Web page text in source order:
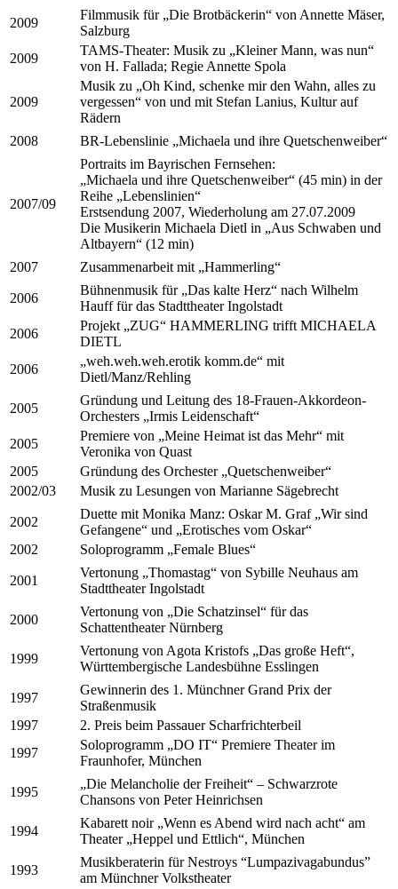
2009
Filmmusik für „Die Brotbäckerin“ von Annette Mäser,
Salzburg
2009
TAMS-Theater: Musik zu „Kleiner Mann, was nun“
von H. Fallada; Regie Annette Spola
2009
Musik zu „Oh Kind, schenke mir den Wahn, alles zu
vergessen“ von und mit Stefan Lanius, Kultur auf
Rädern
2008
BR-Lebenslinie „Michaela und ihre Quetschenweiber“
2007/09
Portraits im Bayrischen Fernsehen:
„Michaela und ihre Quetschenweiber“ (45 min) in der
Reihe „Lebenslinien“
Erstsendung 2007, Wiederholung am 27.07.2009
Die Musikerin Michaela Dietl in „Aus Schwaben und
Altbayern“ (12 min)
2007
Zusammenarbeit mit „Hammerling“
2006
Bühnenmusik für „Das kalte Herz“ nach Wilhelm
Hauff für das Stadttheater Ingolstadt
2006
Projekt „ZUG“ HAMMERLING trifft MICHAELA
DIETL
2006
„weh.weh.weh.erotik komm.de“ mit
Dietl/Manz/Rehling
2005
Gründung und Leitung des 18-Frauen-Akkordeon-
Orchesters „Irmis Leidenschaft“
2005
Premiere von „Meine Heimat ist das Mehr“ mit
Veronika von Quast
2005
Gründung des Orchester „Quetschenweiber“
2002/03
Musik zu Lesungen von Marianne Sägebrecht
2002
Duette mit Monika Manz: Oskar M. Graf „Wir sind
Gefangene“ und „Erotisches vom Oskar“
2002
Soloprogramm „Female Blues“
2001
Vertonung „Thomastag“ von Sybille Neuhaus am
Stadttheater Ingolstadt
2000
Vertonung von „Die Schatzinsel“ für das
Schattentheater Nürnberg
1999
Vertonung von Agota Kristofs „Das große Heft“,
Württembergische Landesbühne Esslingen
1997
Gewinnerin des 1. Münchner Grand Prix der
Straßenmusik
1997
2. Preis beim Passauer Scharfrichterbeil
1997
Soloprogramm „DO IT“ Premiere Theater im
Fraunhofer, München
1995
„Die Melancholie der Freiheit“ – Schwarzrote
Chansons von Peter Heinrichsen
1994
Kabarett noir „Wenn es Abend wird nach acht“ am
Theater „Heppel und Ettlich“, München
1993
Musikberaterin für Nestroys “Lumpazivagabundus”
am Münchner Volkstheater